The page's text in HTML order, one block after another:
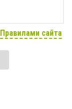
Правилами сайта